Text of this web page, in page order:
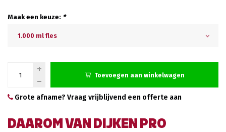
Maak een keuze: *
1.000 ml fles
Toevoegen aan winkelwagen
Grote afname? Vraag vrijblijvend een offerte aan
DAAROM VAN DIJKEN PRO